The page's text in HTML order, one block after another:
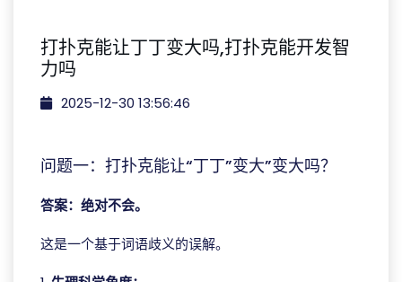
打扑克能让丁丁变大吗,打扑克能开发智
力吗
2025-12-30 13:56:46
问题一：打扑克能让“丁丁”变大”变大吗？
答案：绝对不会。
这是一个基于词语歧义的误解。